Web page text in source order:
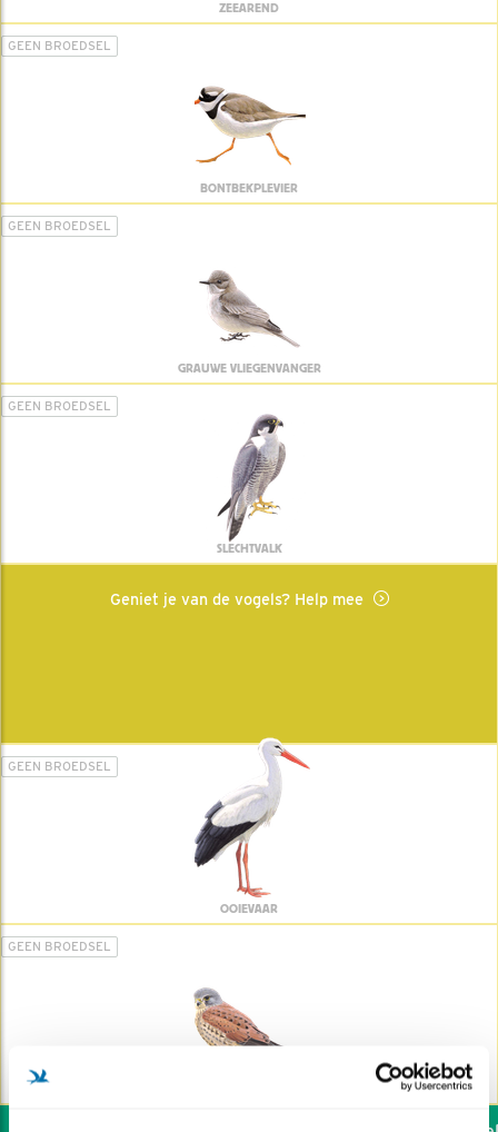
ZEEAREND
GEEN BROEDSEL
BONTBEKPLEVIER
GEEN BROEDSEL
GRAUWE VLIEGENVANGER
GEEN BROEDSEL
SLECHTVALK
Geniet je van de vogels? Help mee
GEEN BROEDSEL
OOIEVAAR
GEEN BROEDSEL